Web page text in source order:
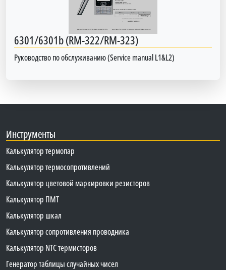
6301/6301b (RM-322/RM-323)
Руководство по обслуживанию (Service manual L1&L2)
Инструменты
Калькулятор термопар
Калькулятор термосопротивлений
Калькулятор цветовой маркировки резисторов
Калькулятор ПМТ
Калькулятор шкал
Калькулятор сопротивления проводника
Калькулятор NTC термисторов
Генератор таблицы случайных чисел